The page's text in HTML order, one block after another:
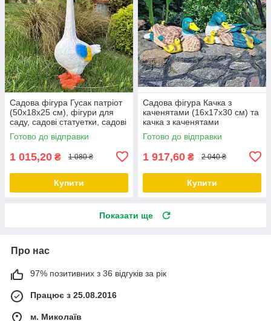
Садова фігура Гусак патріот
(50х18х25 см), фігури для
саду, садові статуетки, садові
фігури з полістоуну
Готово до відправки
1 015,20 ₴ 1 080 ₴
Купити
Садова фігура Качка з
каченятами (16х17х30 см) та
качка з каченятами
кольорова (16х17х30 см),
фігури садові, фігури для
Готово до відправки
1 917,60 ₴ 2 040 ₴
Купити
Показати ще
Про нас
97% позитивних з 36 відгуків за рік
Працює з 25.08.2016
м. Миколаїв